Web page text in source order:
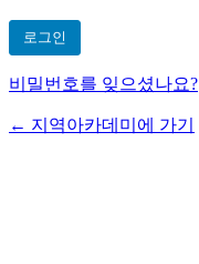
비밀번호를 잊으셨나요?
← 지역아카데미에 가기